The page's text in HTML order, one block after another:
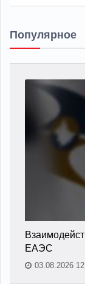
Популярное
ЕАЭС
03.08.2026